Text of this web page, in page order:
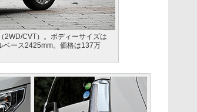
2WD/CVT）。ボディーサイズは
ース2425mm。価格は137万